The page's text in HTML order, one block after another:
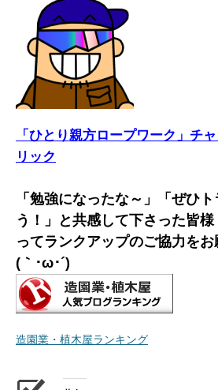
「ひとり親方ロープワーク」チ
リック
「勉強になったな～」「ぜひ
う！」と共感して下さった皆
ってランクアップのご協力をお
(｀･ω･´)ゞ
造園業・植木屋ランキング